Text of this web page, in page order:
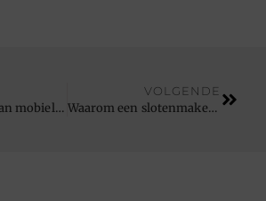
De voordelen van mobiele toiletten op bouwplaatsen
VOLGENDE
Waarom een slotenmaker belangrijk is